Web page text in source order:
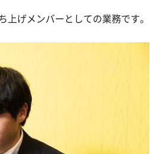
上げメンバーとしての業務です。